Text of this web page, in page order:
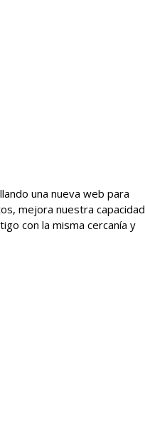
una nueva web para
mejora nuestra capacidad
con la misma cercanía y